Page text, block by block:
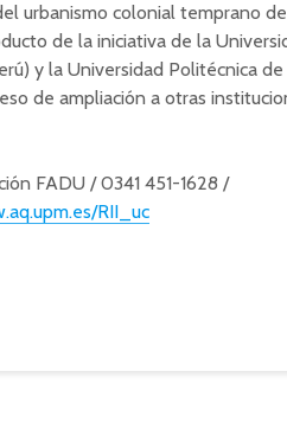
urbanismo colonial temprano
de la iniciativa de la
y la Universidad Politécnica
de ampliación a otras
FADU / 0341 451-1628 /
RII_uc